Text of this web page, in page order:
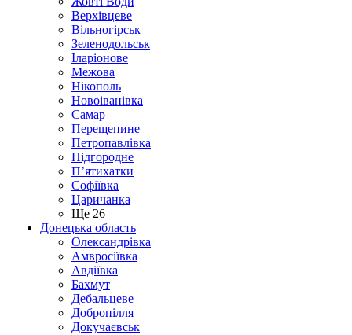
Верхівцеве
Вільногірськ
Зеленодольськ
Іларіонове
Межова
Нікополь
Новоіванівка
Самар
Перещепине
Петропавлівка
Підгородне
П’ятихатки
Софіївка
Царичанка
Ще 26
Донецька область
Олександрівка
Амвросіївка
Авдіївка
Бахмут
Дебальцеве
Добропілля
Докучаєвськ